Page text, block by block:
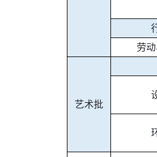
劳
艺术批